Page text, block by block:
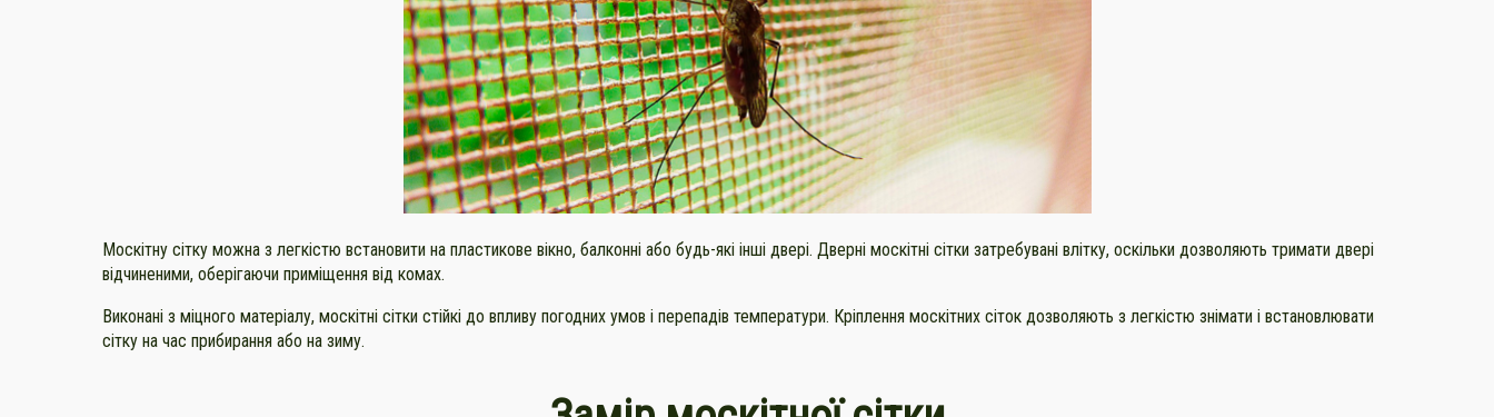
Москітну сітку можна з легкістю встановити на пластикове вікно, балконні або будь-які інші двері. Дверні москітні сітки затребувані влітку, оскільки дозволяють тримати двері
відчиненими, оберігаючи приміщення від комах.
Виконані з міцного матеріалу, москітні сітки стійкі до впливу погодних умов і перепадів температури. Кріплення москітних сіток дозволяють з легкістю знімати і встановлювати
сітку на час прибирання або на зиму.